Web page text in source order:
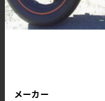
メーカー